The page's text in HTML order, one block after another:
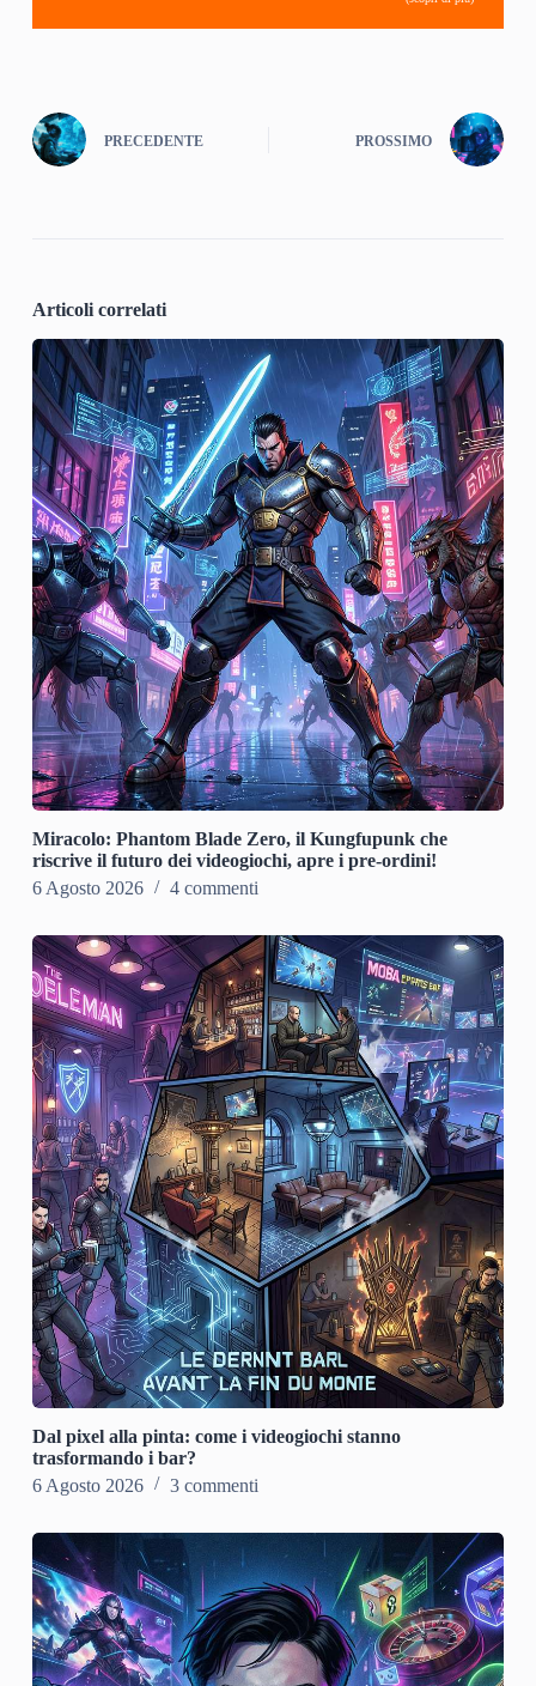
PRECEDENTE PROSSIMO
Articoli correlati
Miracolo: Phantom Blade Zero, il Kungfupunk che
riscrive il futuro dei videogiochi, apre i pre-ordini!
6 Agosto 2026
4 commenti
Dal pixel alla pinta: come i videogiochi stanno
trasformando i bar?
6 Agosto 2026
3 commenti